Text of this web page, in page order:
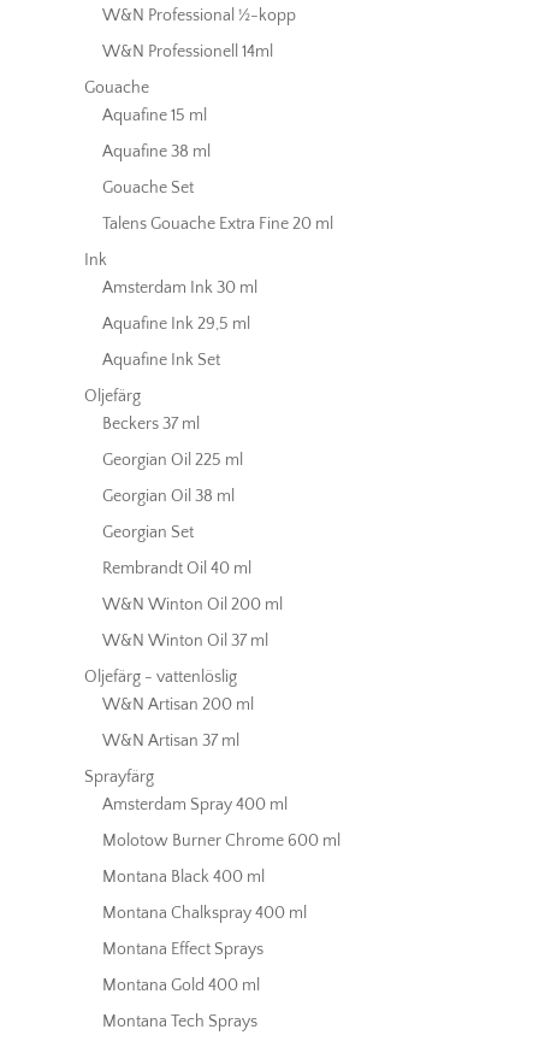
W&N Professional ½-kopp
W&N Professionell 14ml
Gouache
Aquafine 15 ml
Aquafine 38 ml
Gouache Set
Talens Gouache Extra Fine 20 ml
Ink
Amsterdam Ink 30 ml
Aquafine Ink 29,5 ml
Aquafine Ink Set
Oljefärg
Beckers 37 ml
Georgian Oil 225 ml
Georgian Oil 38 ml
Georgian Set
Rembrandt Oil 40 ml
W&N Winton Oil 200 ml
W&N Winton Oil 37 ml
Oljefärg - vattenlöslig
W&N Artisan 200 ml
W&N Artisan 37 ml
Sprayfärg
Amsterdam Spray 400 ml
Molotow Burner Chrome 600 ml
Montana Black 400 ml
Montana Chalkspray 400 ml
Montana Effect Sprays
Montana Gold 400 ml
Montana Tech Sprays